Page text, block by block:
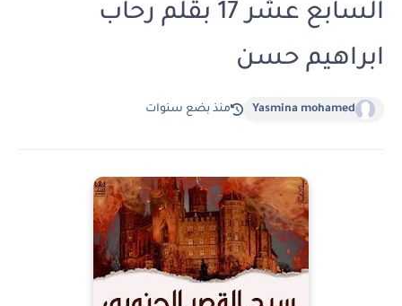
السابع عشر 17 بقلم رحاب
ابراهيم حسن
Yasmina mohamed منذ بضع سنوات